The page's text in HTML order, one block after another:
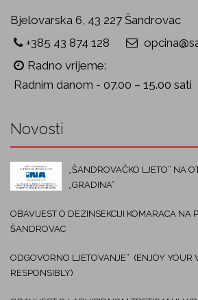
Bjelovarska 6, 43 227 Šandrovac
+385 43 874 128
Radno vrijeme:
Radnim danom - 07.00 – 15.00 sati
Novosti
„ŠANDROVAČKO LJETO“ NA
„GRADINA“
OBAVIJEST O DEZINSEKCIJI KOMARACA NA
ŠANDROVAC
ODGOVORNO LJETOVANJE“ (ENJOY YOUR
RESPONSIBLY)